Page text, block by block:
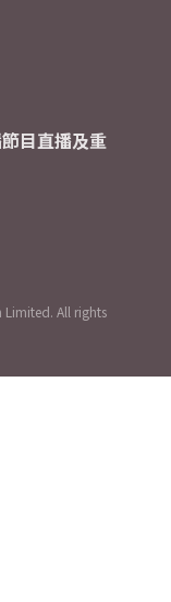
目直播及重
All rights